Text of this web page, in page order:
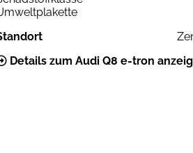
Details zum Audi Q8 e-tron